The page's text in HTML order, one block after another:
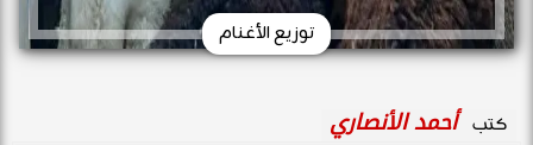
توزيع الأغنام
كتب أحمد الأنصاري